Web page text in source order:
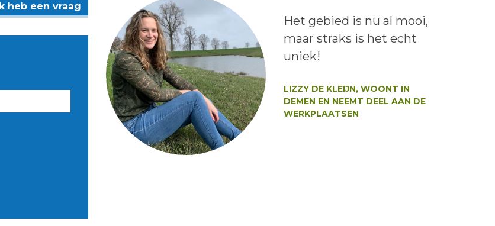
Ik heb een vraag
Lees het bericht:
Het gebied is nu al mooi,
maar straks is het echt
uniek!
LIZZY DE KLEIJN, WOONT IN
DEMEN EN NEEMT DEEL AAN DE
WERKPLAATSEN